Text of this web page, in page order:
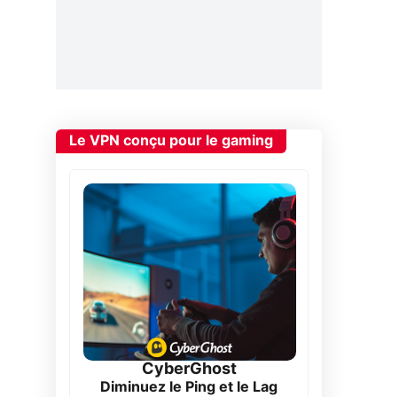
Le VPN conçu pour le gaming
CyberGhost
Diminuez le Ping et le Lag